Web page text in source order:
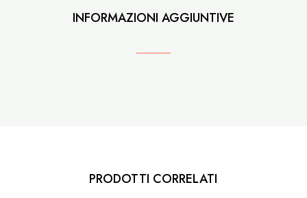
INFORMAZIONI AGGIUNTIVE
PRODOTTI CORRELATI